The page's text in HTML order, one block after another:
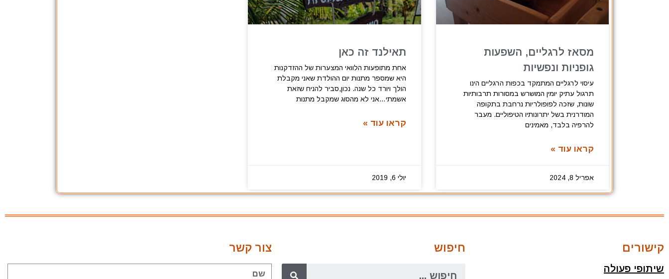
מסאז לרגליים, השפעות
גופניות ונפשיות
עיסוי לרגליים המתמקד בכפות הרגליים הינו
תרגול עתיק יומין המושרש במסורות תרבותיות
שונות, שזכה לפופולריות נרחבת בתקופה
המודרנית בשל יתרונותיו הטיפוליים. מעבר
להרפיה בלבד, מאמינים
קראו עוד »
אפריל 8, 2024
תאילנד זה כאן
אחת מתופעות הלוואי המצערות של ההזדקנות
היא שמספר מתנות יום ההולדת שאני מקבלת
הולך ויורד כל שנה. נכון,סביר להניח שזאת
אשמתי…אני לא מהסוג שמקבל מתנות
קראו עוד »
יולי 6, 2019
קישורים
שיתופי פעולה
חיפוש צור קשר